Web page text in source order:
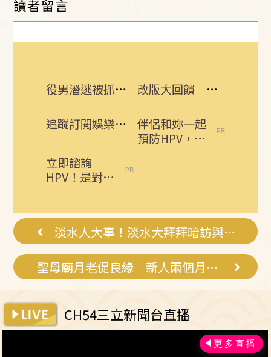
讀者留言
役男潛逃被抓曝悲慘處境！兄母入獄缺錢花 改版大回饋 熱門3C大獎接力送
追蹤訂閱娛樂星聞 給你最即時的娛樂星鮮事
伴侶和妳一起
預防HPV，才
立即諮詢
HPV！是對自
在不嫌晚...
淡水人大事！淡水大拜拜暗訪與日巡藏玄機
聖母廟月老促良緣 新人兩個月閃婚！
CH54三立新聞台直播